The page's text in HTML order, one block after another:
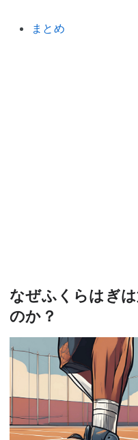
まとめ
なぜふくらはぎ
のか？